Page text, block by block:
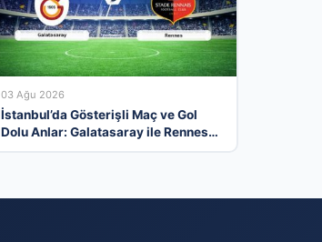
03 Ağu 2026
İstanbul’da Gösterişli Maç ve Gol
Dolu Anlar: Galatasaray ile Rennes